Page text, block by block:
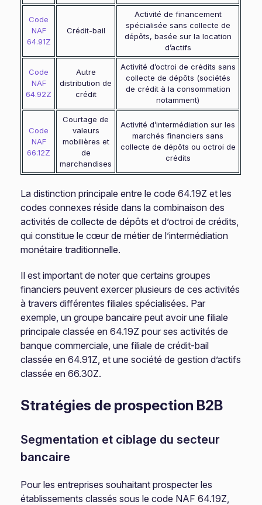
Code
NAF
64.91Z
Crédit-bail
Activité de financement
spécialisée sans collecte de
dépôts, basée sur la location
d’actifs
Code
NAF
64.92Z
Autre
distribution de
crédit
Activité d’octroi de crédits sans
collecte de dépôts (sociétés
de crédit à la consommation
notamment)
Code
NAF
66.12Z
Courtage de
valeurs
mobilières et
de
marchandises
Activité d’intermédiation sur les
marchés financiers sans
collecte de dépôts ou octroi de
crédits
La distinction principale entre le code 64.19Z et les
codes connexes réside dans la combinaison des
activités de collecte de dépôts et d’octroi de crédits,
qui constitue le cœur de métier de l’intermédiation
monétaire traditionnelle.
Il est important de noter que certains groupes
financiers peuvent exercer plusieurs de ces activités
à travers différentes filiales spécialisées. Par
exemple, un groupe bancaire peut avoir une filiale
principale classée en 64.19Z pour ses activités de
banque commerciale, une filiale de crédit-bail
classée en 64.91Z, et une société de gestion d’actifs
classée en 66.30Z.
Stratégies de prospection B2B
Segmentation et ciblage du secteur
bancaire
Pour les entreprises souhaitant prospecter les
établissements classés sous le code NAF 64.19Z,